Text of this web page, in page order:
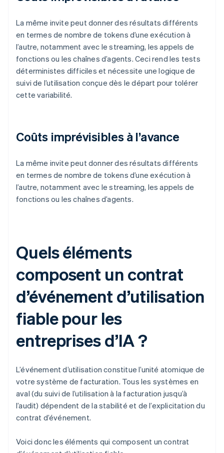
La même invite peut donner des résultats différents
en termes de nombre de tokens d’une exécution à
l’autre, notamment avec le streaming, les appels de
fonctions ou les chaînes d’agents. Ceci rend les tests
déterministes difficiles et nécessite une logique de
suivi de l’utilisation conçue dès le départ pour tolérer
cette variabilité.
Coûts imprévisibles à l’avance
La même invite peut donner des résultats différents
en termes de nombre de tokens d’une exécution à
l’autre, notamment avec le streaming, les appels de
fonctions ou les chaînes d’agents.
Quels éléments
composent un contrat
d’événement d’utilisation
fiable pour les
entreprises d’IA ?
L’événement d’utilisation constitue l’unité atomique de
votre système de facturation. Tous les systèmes en
aval (du suivi de l’utilisation à la facturation jusqu’à
l’audit) dépendent de la stabilité et de l’explicitation du
contrat d’événement.
Voici donc les éléments qui composent un contrat